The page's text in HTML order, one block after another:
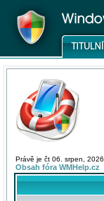
Právě je čt 06. srpen,
Obsah fóra WMHelp.cz